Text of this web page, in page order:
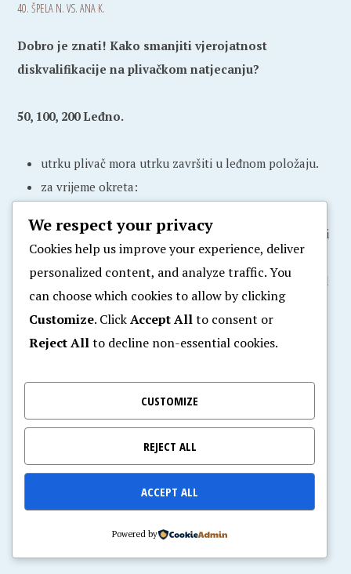
40. ŠPELA N. VS. ANA K.
Dobro je znati! Kako smanjiti vjerojatnost
diskvalifikacije na plivačkom natjecanju?
50, 100, 200 Leđno.
utrku plivač mora utrku završiti u leđnom položaju.
za vrijeme okreta:
trbuh i izvesti kolut okret – ali zid mora napustiti
na leđima
ako plivač ne radi kolut okret mora dotaknuti zid
prije okreta u leđnom položaju i zid napustiti u
leđnom položaju.
KkoNeBitiDiskvlificiran,PlivanjeZaSve
RePLiga2025,RePLiga25,RPL,RPL-Zg,RPL25,Veterani,
Video-RPL-2025-03
Bookmark the permalink.
Odgovori
We respect your privacy
Cookies help us improve your experience, deliver
personalized content, and analyze traffic. You
can choose which cookies to allow by clicking
Customize. ClickAccept Allto consent or
Reject Allto decline non-essential cookies.
CUSTOMIZE
REJECT ALL
ACCEPT ALL
Powered by